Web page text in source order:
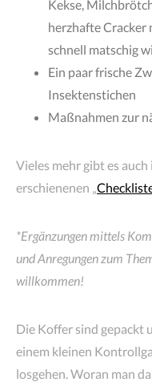
Kekse,
herzhafte Cracker
schnell matschig
Ein paar frische
Insektenstichen
Maßnahmen zur
Vieles mehr gibt es
erschienenen „
*Ergänzungen mittels
und Anregungen zum
willkommen!
Die Koffer sind gepackt
einem kleinen
losgehen. Woran man